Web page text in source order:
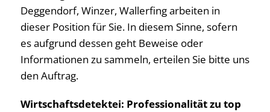
Deggendorf, Winzer, Wallerfing arbeiten in
dieser Position für Sie. In diesem Sinne, sofern
es aufgrund dessen geht Beweise oder
Informationen zu sammeln, erteilen Sie bitte uns
den Auftrag.
Wirtschaftsdetektei: Professionalität zu top